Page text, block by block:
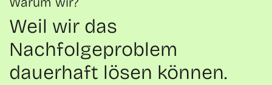
Weil wir das
Nachfolgeproblem
dauerhaft lösen können.